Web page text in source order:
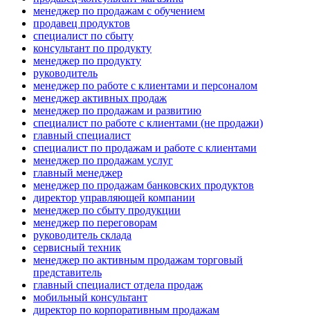
менеджер по продажам с обучением
продавец продуктов
специалист по сбыту
консультант по продукту
менеджер по продукту
руководитель
менеджер по работе с клиентами и персоналом
менеджер активных продаж
менеджер по продажам и развитию
специалист по работе с клиентами (не продажи)
главный специалист
специалист по продажам и работе с клиентами
менеджер по продажам услуг
главный менеджер
менеджер по продажам банковских продуктов
директор управляющей компании
менеджер по сбыту продукции
менеджер по переговорам
руководитель склада
сервисный техник
менеджер по активным продажам торговый
представитель
главный специалист отдела продаж
мобильный консультант
директор по корпоративным продажам